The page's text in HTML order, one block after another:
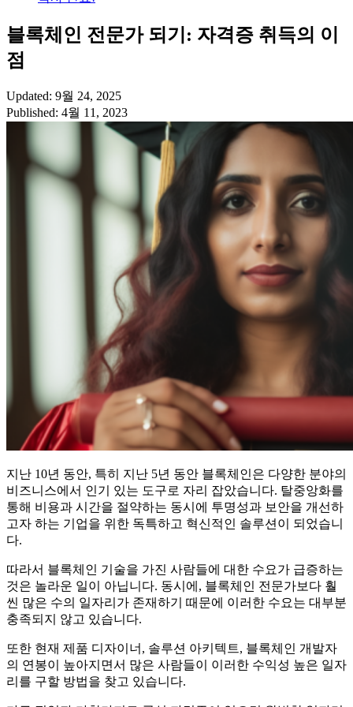
블록체인 전문가 되기: 자격증 취득의 이
점
Updated: 9월 24, 2025
Published: 4월 11, 2023
지난 10년 동안, 특히 지난 5년 동안 블록체인은 다양한 분야의
비즈니스에서 인기 있는 도구로 자리 잡았습니다. 탈중앙화를
통해 비용과 시간을 절약하는 동시에 투명성과 보안을 개선하
고자 하는 기업을 위한 독특하고 혁신적인 솔루션이 되었습니
다.
따라서 블록체인 기술을 가진 사람들에 대한 수요가 급증하는
것은 놀라운 일이 아닙니다. 동시에, 블록체인 전문가보다 훨
씬 많은 수의 일자리가 존재하기 때문에 이러한 수요는 대부분
충족되지 않고 있습니다.
또한 현재 제품 디자이너, 솔루션 아키텍트, 블록체인 개발자
의 연봉이 높아지면서 많은 사람들이 이러한 수익성 높은 일자
리를 구할 방법을 찾고 있습니다.